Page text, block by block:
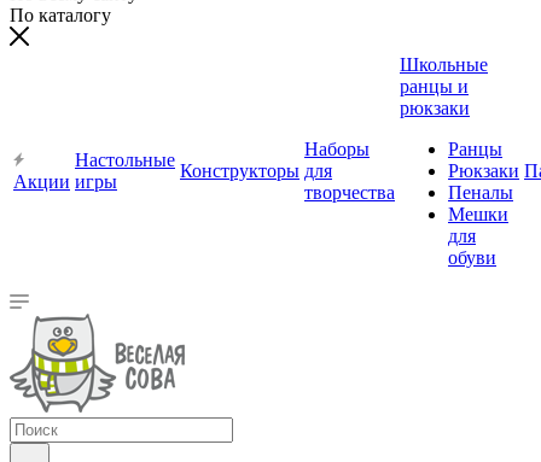
По каталогу
Акции
Настольные
игры
Конструкторы
Наборы
для
творчества
Школьные
ранцы и
рюкзаки
Ранцы
Рюкзаки
Пеналы
Мешки
для
обуви